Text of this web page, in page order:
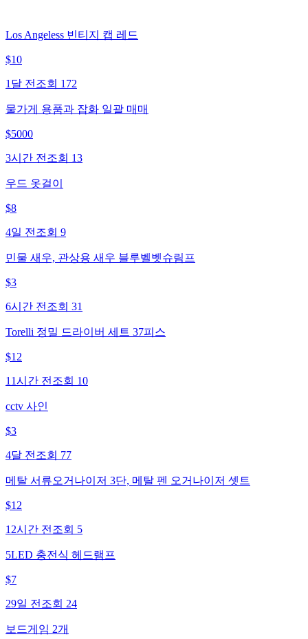
Los Angeless 빈티지 캡 레드
$10
1달 전 조회 172
물가게 용품과 잡화 일괄 매매
$5000
3시간 전 조회 13
우드 옷걸이
$8
4일 전 조회 9
민물 새우, 관상용 새우 블루벨벳슈림프
$3
6시간 전 조회 31
Torelli 정밀 드라이버 세트 37피스
$12
11시간 전 조회 10
cctv 사인
$3
4달 전 조회 77
메탈 서류오거나이저 3단, 메탈 펜 오거나이저 셋트
$12
12시간 전 조회 5
5LED 충전식 헤드램프
$7
29일 전 조회 24
보드게임 2개